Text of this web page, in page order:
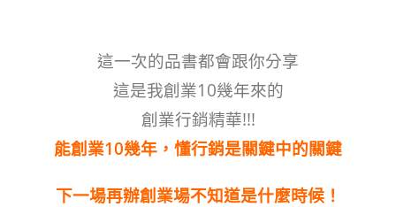
這一次的品書都會跟你分享
這是我創業10幾年來的
創業行銷精華!!!
能創業10幾年，懂行銷是關鍵中的關鍵
下一場再辦創業場不知道是什麼時候！